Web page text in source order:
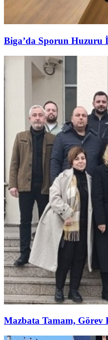
Biga’da Sporun Huzuru
Mazbata Tamam, Görev